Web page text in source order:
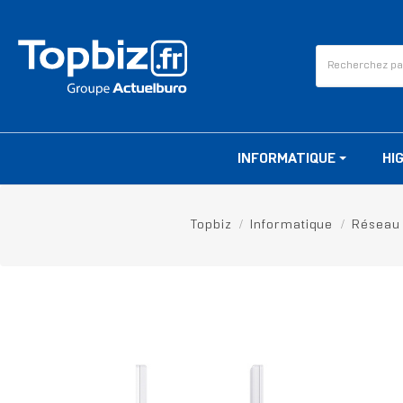
INFORMATIQUE
Topbiz Informatique Réseau